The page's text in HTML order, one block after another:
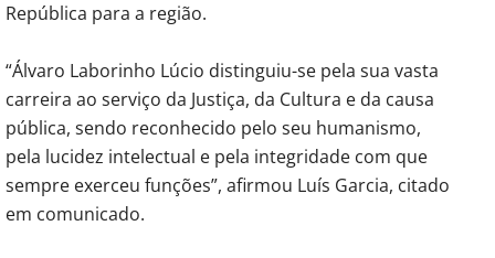
República para a região.
“Álvaro Laborinho Lúcio distinguiu-se pela sua vasta
carreira ao serviço da Justiça, da Cultura e da causa
pública, sendo reconhecido pelo seu humanismo,
pela lucidez intelectual e pela integridade com que
sempre exerceu funções”, afirmou Luís Garcia, citado
em comunicado.